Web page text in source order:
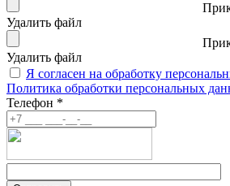
Удалить файл
Удалить файл
Я согласен на обработку
Политика обработки персональных
Телефон *